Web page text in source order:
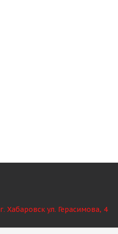
г. Хабаровск ул. Герасимова, 4